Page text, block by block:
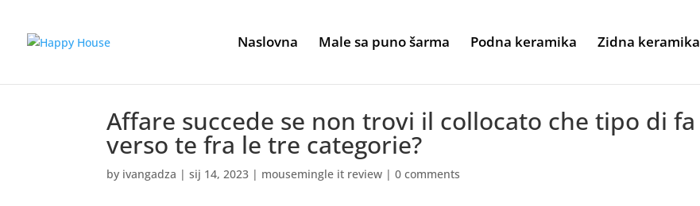
Naslovna Male sa puno šarma Podna keramika Zidna keramika
Affare succede se non trovi il collocato che tipo di fa
verso te fra le tre categorie?
by ivangadza |sij 14, 2023 | mousemingle it review |0 comments